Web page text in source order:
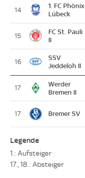
14
1. FC Phönix
Lübeck
15
FC St. Pauli
II
16
SSV
Jeddeloh II
17
Werder
Bremen II
17 Bremer SV
Legende
1.: Aufsteiger
17., 18.: Absteiger